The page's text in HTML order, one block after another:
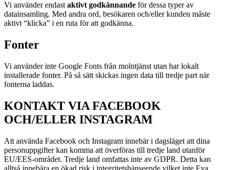
Vi använder endast aktivt godkännande för dessa typer av
datainsamling. Med andra ord, besökaren och/eller kunden måste
aktivt “klicka” i en ruta för att godkänna.
Fonter
Vi använder inte Google Fonts från molntjänst utan har lokalt
installerade fonter. På så sätt skickas ingen data till tredje part när
fonterna laddas.
KONTAKT VIA FACEBOOK
OCH/ELLER INSTAGRAM
Att använda Facebook och Instagram innebär i dagsläget att dina
personuppgifter kan komma att överföras till tredje land utanför
EU/EES-området. Tredje land omfattas inte av GDPR. Detta kan
alltså innebära en ökad risk i integritetshänseende vilket inte Eva